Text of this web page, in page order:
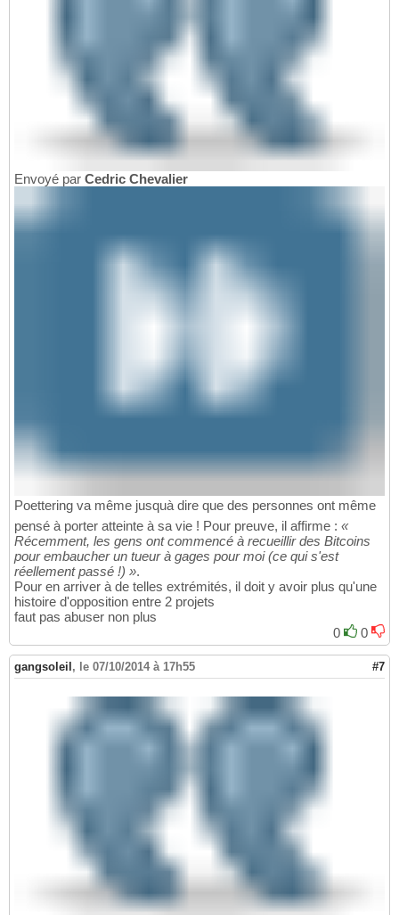
Envoyé par Cedric Chevalier
Poettering va même jusquà dire que des personnes ont même
pensé à porter atteinte à sa vie ! Pour preuve, il affirme : «
Récemment, les gens ont commencé à recueillir des Bitcoins
pour embaucher un tueur à gages pour moi (ce qui s'est
réellement passé !) ».
Pour en arriver à de telles extrémités, il doit y avoir plus qu'une
histoire d'opposition entre 2 projets
faut pas abuser non plus
0
0
gangsoleil , le 07/10/2014 à 17h55 #7